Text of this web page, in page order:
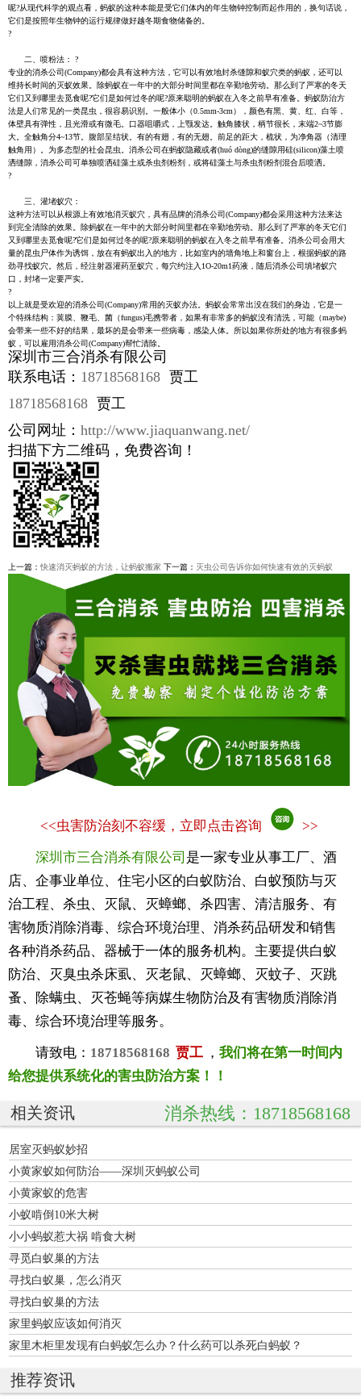
呢?从现代科学的观点看，蚂蚁的这种本能是受它们体内的年生物钟控制而起作用的，换句话说，
它们是按照年生物钟的运行规律做好越冬期食物储备的。
?
二、喷粉法： ?
专业的消杀公司(Company)都会具有这种方法，它可以有效地封杀缝隙和蚁穴类的蚂蚁，还可以
维持长时间的灭蚁效果。除蚂蚁在一年中的大部分时间里都在辛勤地劳动。那么到了严寒的冬天
它们又到哪里去觅食呢?它们是如何过冬的呢?原来聪明的蚂蚁在入冬之前早有准备。蚂蚁防治方
法是人们常见的一类昆虫，很容易识别。一般体小（0.5mm-3cm），颜色有黑、黄、红、白等，
体壁具有弹性，且光滑或有微毛。口器咀嚼式，上颚发达。触角膝状，柄节很长，末端2~3节膨
大。全触角分4~13节。腹部呈结状。有的有翅，有的无翅。前足的距大，梳状，为净角器（清理
触角用）。为多态型的社会昆虫。消杀公司在蚂蚁隐藏或者(huó dòng)的缝隙用硅(silicon)藻土喷
洒缝隙，消杀公司可单独喷洒硅藻土或杀虫剂粉剂，或将硅藻土与杀虫剂粉剂混合后喷洒。
?
三、灌堵蚁穴：
这种方法可以从根源上有效地消灭蚁穴，具有品牌的消杀公司(Company)都会采用这种方法来达
到完全清除的效果。除蚂蚁在一年中的大部分时间里都在辛勤地劳动。那么到了严寒的冬天它们
又到哪里去觅食呢?它们是如何过冬的呢?原来聪明的蚂蚁在入冬之前早有准备。消杀公司会用大
量的昆虫尸体作为诱饵，放在有蚂蚁出入的地方，比如室内的墙角地上和窗台上，根据蚂蚁的路
劲寻找蚁穴。然后，经注射器灌药至蚁穴，每穴约注入1O-20m1药液，随后消杀公司填堵蚁穴
口，封堵一定要严实。
?
以上就是受欢迎的消杀公司(Company)常用的灭蚁办法。蚂蚁会常常出没在我们的身边，它是一
个特殊结构：荚膜、鞭毛、菌（fungus)毛携带者，如果有非常多的蚂蚁没有清洗，可能（maybe)
会带来一些不好的结果，最坏的是会带来一些病毒，感染人体。所以如果你所处的地方有很多蚂
蚁，可以雇用消杀公司(Company)帮忙清除。
深圳市三合消杀有限公司
联系电话： 18718568168 贾工
18718568168 贾工
公司网址： http://www.jiaquanwang.net/
扫描下方二维码，免费咨询！
上一篇： 快速消灭蚂蚁的方法，让蚂蚁搬家 下一篇： 灭虫公司告诉你如何快速有效的灭蚂蚁
<<虫害防治刻不容缓，立即点击咨询 >>
深圳市三合消杀有限公司 是一家专业从事工厂、酒
店、企事业单位、住宅小区的白蚁防治、白蚁预防与灭
治工程、杀虫、灭鼠、灭蟑螂、杀四害、清洁服务、有
害物质消除消毒、综合环境治理、消杀药品研发和销售
各种消杀药品、器械于一体的服务机构。主要提供白蚁
防治、灭臭虫杀床虱、灭老鼠、灭蟑螂、灭蚊子、灭跳
蚤、除螨虫、灭苍蝇等病媒生物防治及有害物质消除消
毒、综合环境治理等服务。
请致电： 18718568168 贾工 ， 我们将在第一时间内
给您提供系统化的害虫防治方案！！
相关资讯 消杀热线：18718568168
居室灭蚂蚁妙招
小黄家蚁如何防治——深圳灭蚂蚁公司
小黄家蚁的危害
小蚁啃倒10米大树
小小蚂蚁惹大祸 啃食大树
寻觅白蚁巢的方法
寻找白蚁巢，怎么消灭
寻找白蚁巢的方法
家里蚂蚁应该如何消灭
家里木柜里发现有白蚂蚁怎么办？什么药可以杀死白蚂蚁？
推荐资讯